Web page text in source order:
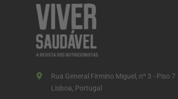
Rua General Firmino Miguel, nº 3 - Piso
Lisboa, Portugal